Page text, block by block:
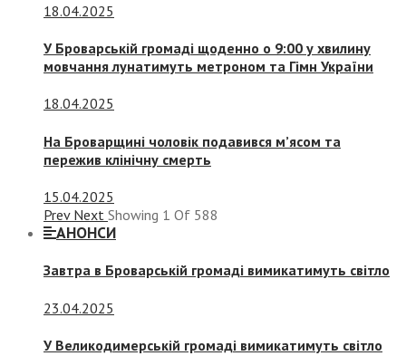
18.04.2025
У Броварській громаді щоденно о 9:00 у хвилину
мовчання лунатимуть метроном та Гімн України
18.04.2025
На Броварщині чоловік подавився м’ясом та
пережив клінічну смерть
15.04.2025
Prev Next Showing 1 Of 588
АНОНСИ
Завтра в Броварській громаді вимикатимуть світло
23.04.2025
У Великодимерській громаді вимикатимуть світло